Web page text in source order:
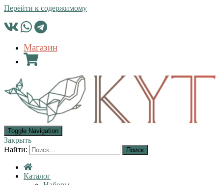
Перейти к содержимому
Магазин
Toggle Navigation
Закрыть
Найти:
Каталог